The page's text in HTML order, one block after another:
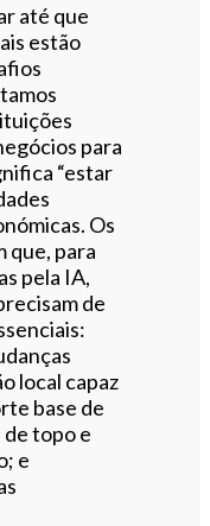
até que
estão
para
“estar
Os
que, para
pela IA,
de
local capaz
base de
topo e
e